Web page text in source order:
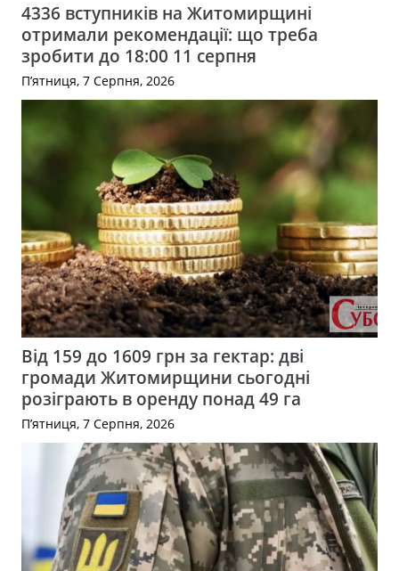
4336 вступників на Житомирщині
отримали рекомендації: що треба
зробити до 18:00 11 серпня
П’ятниця, 7 Серпня, 2026
Від 159 до 1609 грн за гектар: дві
громади Житомирщини сьогодні
розіграють в оренду понад 49 га
П’ятниця, 7 Серпня, 2026